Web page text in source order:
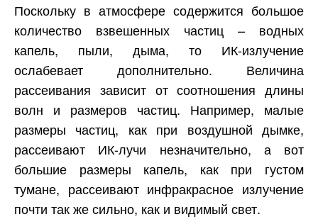
Поскольку в атмосфере содержится большое
количество взвешенных частиц – водных
капель, пыли, дыма, то ИК-излучение
ослабевает дополнительно. Величина
рассеивания зависит от соотношения длины
волн и размеров частиц. Например, малые
размеры частиц, как при воздушной дымке,
рассеивают ИК-лучи незначительно, а вот
большие размеры капель, как при густом
тумане, рассеивают инфракрасное излучение
почти так же сильно, как и видимый свет.